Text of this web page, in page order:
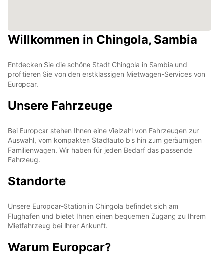
Willkommen in Chingola, Sambia
Entdecken Sie die schöne Stadt Chingola in Sambia und
profitieren Sie von den erstklassigen Mietwagen-Services von
Europcar.
Unsere Fahrzeuge
Bei Europcar stehen Ihnen eine Vielzahl von Fahrzeugen zur
Auswahl, vom kompakten Stadtauto bis hin zum geräumigen
Familienwagen. Wir haben für jeden Bedarf das passende
Fahrzeug.
Standorte
Unsere Europcar-Station in Chingola befindet sich am
Flughafen und bietet Ihnen einen bequemen Zugang zu Ihrem
Mietfahrzeug bei Ihrer Ankunft.
Warum Europcar?